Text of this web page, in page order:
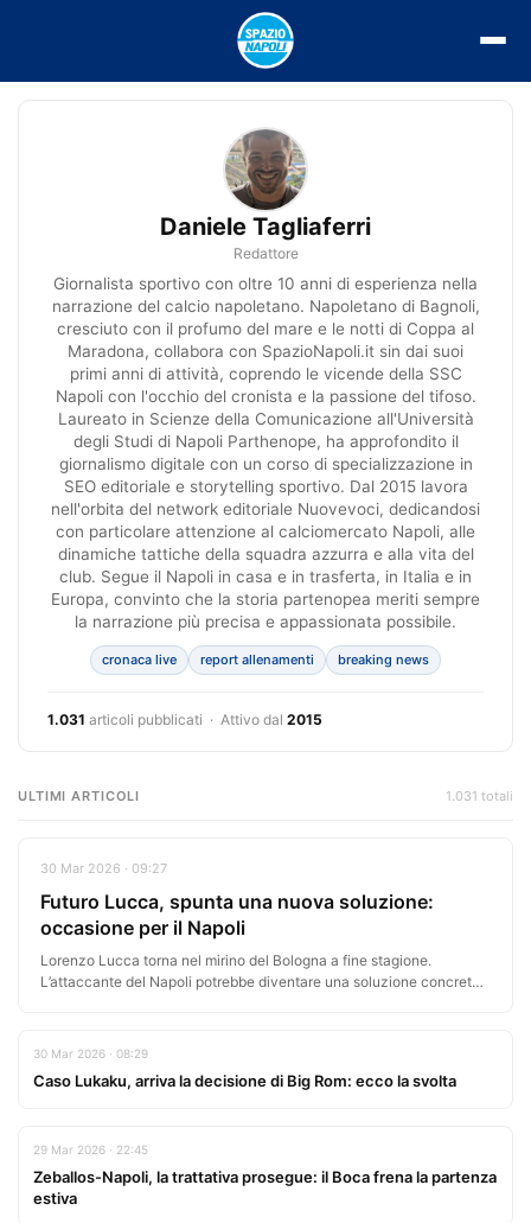
Daniele Tagliaferri
Redattore
Giornalista sportivo con oltre 10 anni di esperienza nella
narrazione del calcio napoletano. Napoletano di Bagnoli,
cresciuto con il profumo del mare e le notti di Coppa al
Maradona, collabora con SpazioNapoli.it sin dai suoi
primi anni di attività, coprendo le vicende della SSC
Napoli con l'occhio del cronista e la passione del tifoso.
Laureato in Scienze della Comunicazione all'Università
degli Studi di Napoli Parthenope, ha approfondito il
giornalismo digitale con un corso di specializzazione in
SEO editoriale e storytelling sportivo. Dal 2015 lavora
nell'orbita del network editoriale Nuovevoci, dedicandosi
con particolare attenzione al calciomercato Napoli, alle
dinamiche tattiche della squadra azzurra e alla vita del
club. Segue il Napoli in casa e in trasferta, in Italia e in
Europa, convinto che la storia partenopea meriti sempre
la narrazione più precisa e appassionata possibile.
cronaca live report allenamenti breaking news
1.031 articoli pubblicati · Attivo dal 2015
ULTIMI ARTICOLI 1.031 totali
30 Mar 2026 · 09:27
Futuro Lucca, spunta una nuova soluzione:
occasione per il Napoli
Lorenzo Lucca torna nel mirino del Bologna a fine stagione.
L’attaccante del Napoli potrebbe diventare una soluzione concreta
30 Mar 2026 · 08:29
Caso Lukaku, arriva la decisione di Big Rom: ecco la svolta
29 Mar 2026 · 22:45
Zeballos-Napoli, la trattativa prosegue: il Boca frena la partenza
estiva